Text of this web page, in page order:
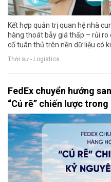
Kết hợp quản trị quan hệ nhà
hàng thoát bẫy giá thấp – rủi
cố tuân thủ trên nền dữ liệu có
Thời sự - Logistics
FedEx chuyển hướng
“Cú rẽ” chiến lược